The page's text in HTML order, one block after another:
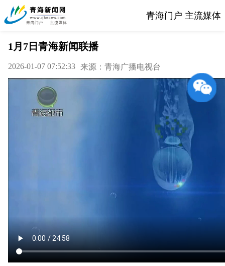
青海门户 主流媒体
1月7日青海新闻联播
2026-01-07 07:52:33 来源：青海广播电视台